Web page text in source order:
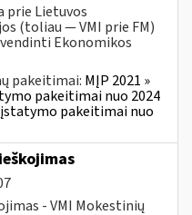
prie Lietuvos
(toliau — VMI prie FM)
Ekonomikos
pakeitimai: MĮP 2021 »
pakeitimai nuo 2024
pakeitimai nuo
- VMI Mokestinių